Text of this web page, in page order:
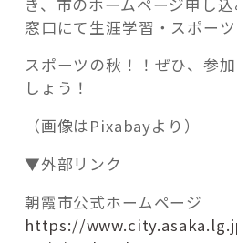
窓口にて生涯学習・スポーツ
スポーツの秋！！ぜひ、参
しょう！
（画像はPixabayより）
▼外部リンク
朝霞市公式ホームページ
https://